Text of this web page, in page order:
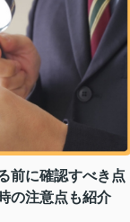
前に確認すべき点
の注意点も紹介